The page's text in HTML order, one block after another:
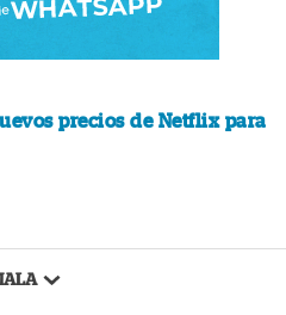
precios de Netflix para